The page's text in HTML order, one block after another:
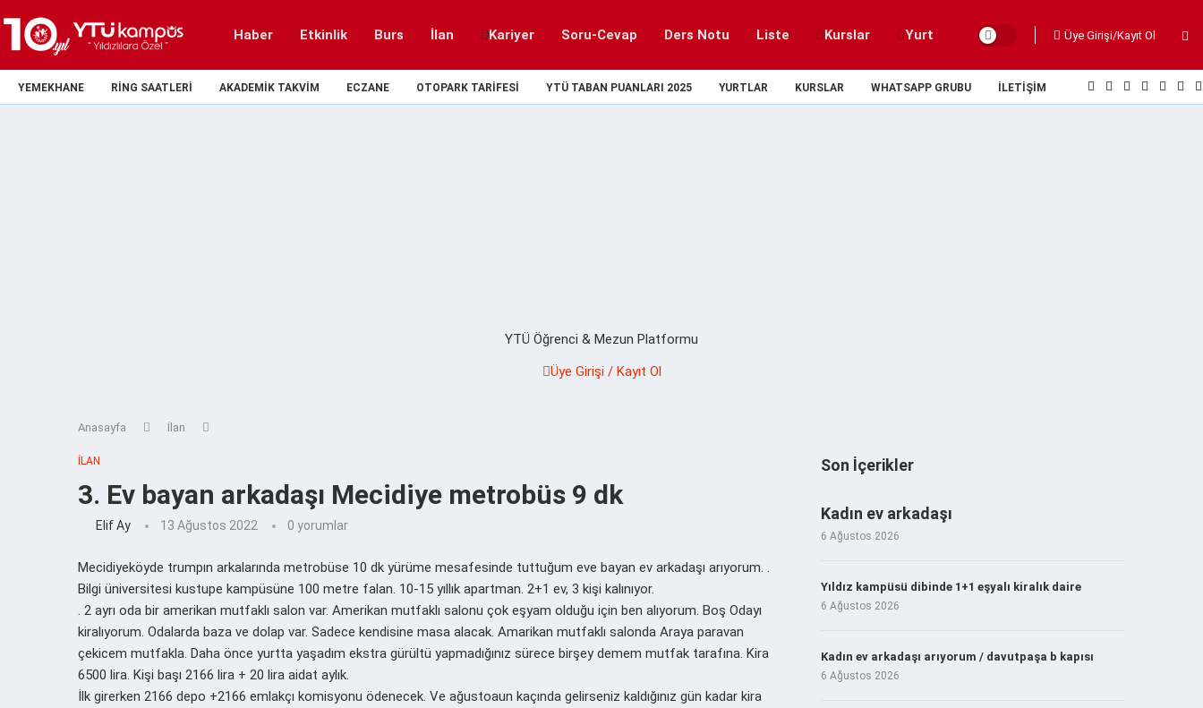
Haber Etkinlik Burs İlan Kariyer Soru-Cevap Ders Notu Liste Kurslar Yurt Üye Girişi/Kayıt Ol
YEMEKHANE RING SAATLERI AKADEMIK TAKVIM ECZANE OTOPARK TARIFESI YTÜ TABAN PUANLARI 2025 YURTLAR KURSLAR WHATSAPP GRUBU İLETIŞIM
YTÜ Öğrenci & Mezun Platformu
Üye Girişi / Kayıt Ol
Anasayfa İlan
İLAN
3. Ev bayan arkadaşı Mecidiye metrobüs 9 dk
Elif Ay 13 Ağustos 2022 0 yorumlar
Mecidiyeköyde trumpın arkalarında metrobüse 10 dk yürüme mesafesinde tuttuğum eve bayan ev arkadaşı arıyorum. .
Bilgi üniversitesi kustupe kampüsüne 100 metre falan. 10-15 yıllık apartman. 2+1 ev, 3 kişi kalınıyor.
. 2 ayrı oda bir amerikan mutfaklı salon var. Amerikan mutfaklı salonu çok eşyam olduğu için ben alıyorum. Boş Odayı
kiralıyorum. Odalarda baza ve dolap var. Sadece kendisine masa alacak. Amarikan mutfaklı salonda Araya paravan
çekicem mutfakla. Daha önce yurtta yaşadım ekstra gürültü yapmadığınız sürece birşey demem mutfak tarafına. Kira
6500 lira. Kişi başı 2166 lira + 20 lira aidat aylık.
İlk girerken 2166 depo +2166 emlakçı komisyonu ödenecek. Ve ağustoaun kaçında gelirseniz kaldığınız gün kadar kira
Son İçerikler
Kadın ev arkadaşı
6 Ağustos 2026
Yıldız kampüsü dibinde 1+1 eşyalı kiralık daire
6 Ağustos 2026
Kadın ev arkadaşı arıyorum / davutpaşa b kapısı
6 Ağustos 2026